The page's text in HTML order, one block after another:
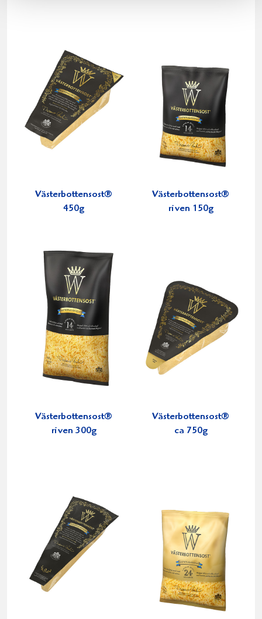
Västerbottensost®
450g
Västerbottensost®
riven 150g
Västerbottensost®
riven 300g
Västerbottensost®
ca 750g